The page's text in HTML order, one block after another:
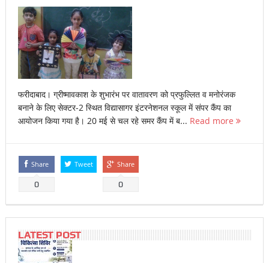
फरीदाबाद। ग्रीष्मावकाश के शुभारंभ पर वातावरण को प्रफुल्लित व मनोरंजक
बनाने के लिए सेक्टर-2 स्थित विद्यासागर इंटरनेशनल स्कूल में संपर कैंप का
आयोजन किया गया है। 20 मई से चल रहे समर कैंप में ब... Read more
Share
0
Tweet Share
0
LATEST POST